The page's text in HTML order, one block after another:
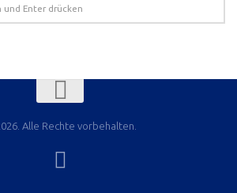
Alle Rechte vorbehalten.